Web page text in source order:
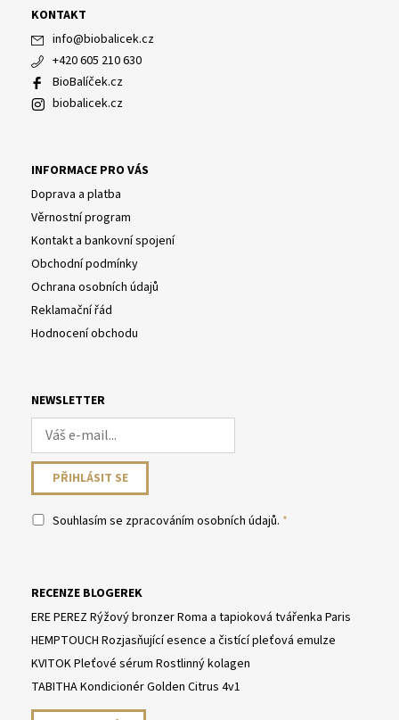
KONTAKT
info@biobalicek.cz
+420 605 210 630
BioBalíček.cz
biobalicek.cz
INFORMACE PRO VÁS
Doprava a platba
Věrnostní program
Kontakt a bankovní spojení
Obchodní podmínky
Ochrana osobních údajů
Reklamační řád
Hodnocení obchodu
NEWSLETTER
Souhlasím se zpracováním osobních údajů.
RECENZE BLOGEREK
ERE PEREZ Rýžový bronzer Roma a tapioková tvářenka Paris
HEMPTOUCH Rozjasňující esence a čistící pleťová emulze
KVITOK Pleťové sérum Rostlinný kolagen
TABITHA Kondicionér Golden Citrus 4v1